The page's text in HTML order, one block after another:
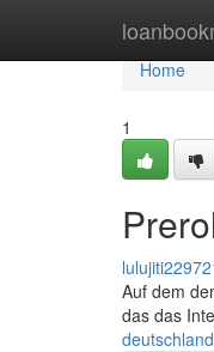
Home
Home
1
Auf dem
das das